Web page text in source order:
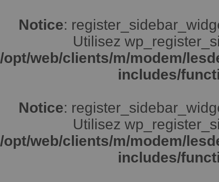
Notice:
Utilisez
/opt/web/clients/m/modem/
includes/
Notice:
Utilisez
/opt/web/clients/m/modem/
includes/